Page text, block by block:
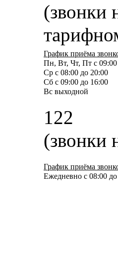
(звонки
График приёма
Пн, Вт, Чт, Пт с 09:00
Ср с 08:00 до 20:00
Сб с 09:00 до 16:00
Вс выходной
122
(звонки
График приёма
Ежедневно с 08:00